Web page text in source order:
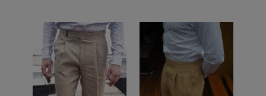
Pantalon
en
à
double
pli
Pantalon
en
lin
à
double